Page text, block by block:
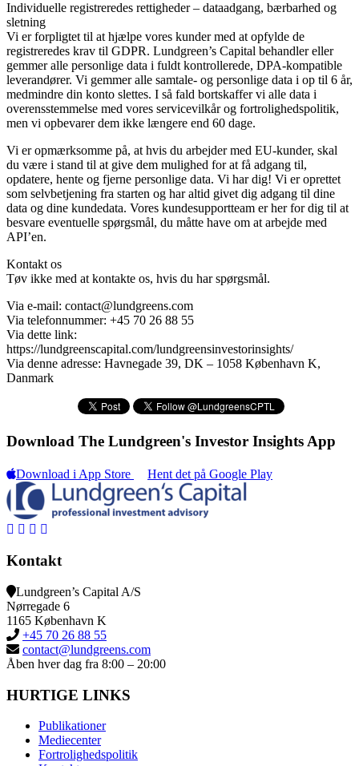
Individuelle registreredes rettigheder – dataadgang, bærbarhed og
sletning
Vi er forpligtet til at hjælpe vores kunder med at opfylde de
registreredes krav til GDPR. Lundgreen’s Capital behandler eller
gemmer alle personlige data i fuldt kontrollerede, DPA-kompatible
leverandører. Vi gemmer alle samtale- og personlige data i op til 6 år,
medmindre din konto slettes. I så fald bortskaffer vi alle data i
overensstemmelse med vores servicevilkår og fortrolighedspolitik,
men vi opbevarer dem ikke længere end 60 dage.
Vi er opmærksomme på, at hvis du arbejder med EU-kunder, skal
du være i stand til at give dem mulighed for at få adgang til,
opdatere, hente og fjerne personlige data. Vi har dig! Vi er oprettet
som selvbetjening fra starten og har altid givet dig adgang til dine
data og dine kundedata. Vores kundesupportteam er her for dig til at
besvare eventuelle spørgsmål, du måtte have om at arbejde med
API’en.
Kontakt os
Tøv ikke med at kontakte os, hvis du har spørgsmål.
Via e-mail: contact@lundgreens.com
Via telefonnummer: +45 70 26 88 55
Via dette link:
https://lundgreenscapital.com/lundgreensinvestorinsights/
Via denne adresse: Havnegade 39, DK – 1058 København K,
Danmark
Download The Lundgreen's Investor Insights App
Download i App Store Hent det på Google Play
Kontakt
Lundgreen’s Capital A/S
Nørregade 6
1165 København K
+45 70 26 88 55
contact@lundgreens.com
Åben hver dag fra 8:00 – 20:00
HURTIGE LINKS
Publikationer
Mediecenter
Fortrolighedspolitik